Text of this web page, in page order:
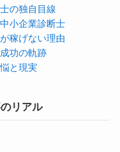
の独自目線
小企業診断士
稼げない理由
功の軌跡
と現実
リアル